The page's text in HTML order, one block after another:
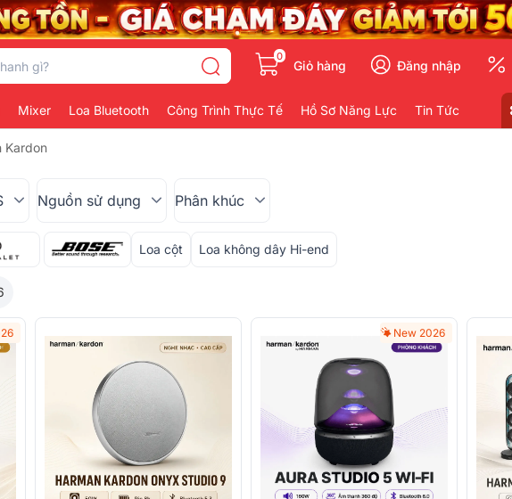
0
Giỏ hàng Đăng nhập
Mixer Loa Bluetooth Công Trình Thực Tế Hồ Sơ Năng Lực Tin Tức
Kardon
Nguồn sử dụng Phân khúc
Loa cột Loa không dây Hi-end
New 2026